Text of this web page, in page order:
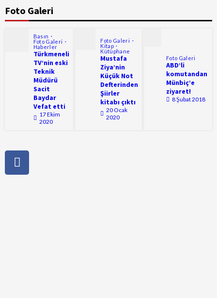
Foto Galeri
Basın
Foto Galeri
Haberler
Türkmeneli
TV’nin eski
Teknik
Müdürü
Sacit
Baydar
Vefat etti
17 Ekim
2020
Foto Galeri
Kitap
Kütüphane
Mustafa
Ziya’nin
Küçük Not
Defterinden
Şiirler
kitabı çıktı
20 Ocak
2020
Foto Galeri
ABD’li
komutandan
Münbiç’e
ziyaret!
8 Şubat 2018